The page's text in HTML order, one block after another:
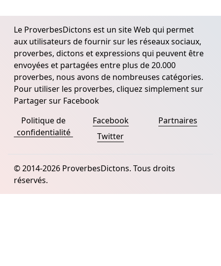
Le ProverbesDictons est un site Web qui permet
aux utilisateurs de fournir sur les réseaux sociaux,
proverbes, dictons et expressions qui peuvent être
envoyées et partagées entre plus de 20.000
proverbes, nous avons de nombreuses catégories.
Pour utiliser les proverbes, cliquez simplement sur
Partager sur Facebook
Politique de
confidentialité
Facebook
Twitter
Partnaires
© 2014-2026 ProverbesDictons. Tous droits
réservés.